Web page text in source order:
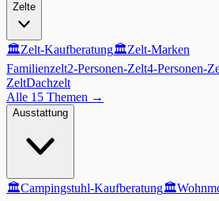
Zelte
🏛️Zelt-Kaufberatung🏛️Zelt-Marken
Familienzelt2-Personen-Zelt4-Personen-
ZeltDachzelt
Alle 15 Themen →
Ausstattung
🏛️Campingstuhl-Kaufberatung🏛️